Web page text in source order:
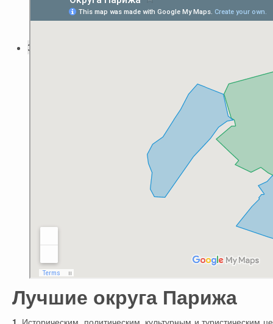
Экскурсии
Лучшие округа Парижа
1. Историческим, политическим, культурным и туристическим